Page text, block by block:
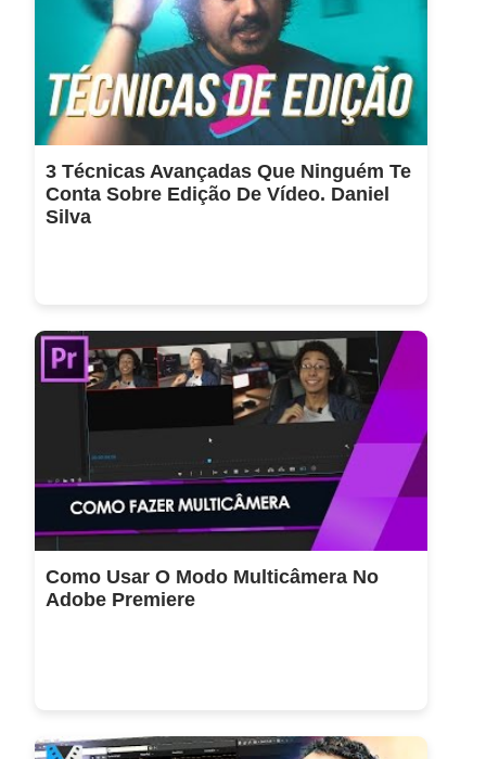
3 Técnicas Avançadas Que Ninguém Te
Conta Sobre Edição De Vídeo. Daniel
Silva
Como Usar O Modo Multicâmera No
Adobe Premiere